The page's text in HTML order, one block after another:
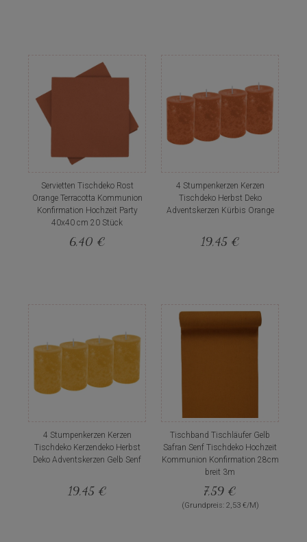
Servietten Tischdeko Rost
Orange Terracotta Kommunion
Konfirmation Hochzeit Party
40x40 cm 20 Stück
6,40 €
4 Stumpenkerzen Kerzen
Tischdeko Herbst Deko
Adventskerzen Kürbis Orange
19,45 €
4 Stumpenkerzen Kerzen
Tischdeko Kerzendeko Herbst
Deko Adventskerzen Gelb Senf
19,45 €
Tischband Tischläufer Gelb
Safran Senf Tischdeko Hochzeit
Kommunion Konfirmation 28cm
breit 3m
7,59 €
(Grundpreis: 2,53 €/M)